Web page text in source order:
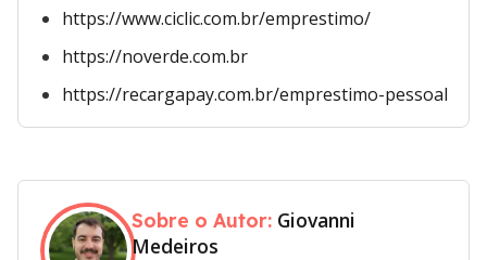
https://www.ciclic.com.br/emprestimo/
https://noverde.com.br
https://recargapay.com.br/emprestimo-pessoal
Sobre o Autor: Giovanni
Medeiros